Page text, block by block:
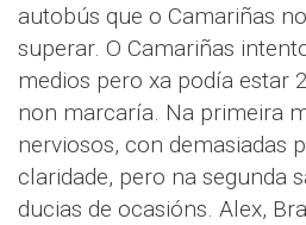
autobús que o Camariñas
superar. O Camariñas
medios pero xa podía estar
non marcaría. Na primeira
nerviosos, con demasiadas
claridade, pero na segunda
ducias de ocasións. Alex,